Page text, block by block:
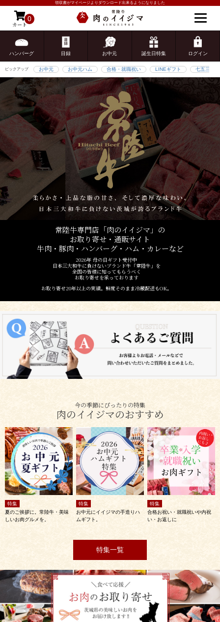
領収書がマイページよりダウンロード出来るようになりました
カート
0
ハンバーグ 目録 お中元 誕生日特集 ログイン
ゲスト 様こんにちは
ログイン
ピックアップ お中元 お中元ハム 合格・就職祝い LINEギフト 七五三
常陸牛専門店「肉のイイジマ」の
お取り寄せ・通販サイト
牛肉・豚肉・ハンバーグ・ハム・カレーなど
2026年 母の日ギフト受付中
日本三大和牛に負けないブランド牛「常陸牛」を
全国の皆様に知ってもらうべく
お取り寄せを承っております
お取り寄せ20年以上の実績。鮮度そのまま冷蔵配送もOK。
今の季節にぴったりの特集
肉のイイジマのおすすめ
特集
夏のご挨拶に。常陸牛・美味
しいお肉グルメを。
特集
お中元にイイジマの手造りハ
ムギフト。
特集
合格お祝い・就職祝いや内祝
い・お返しに
特集一覧